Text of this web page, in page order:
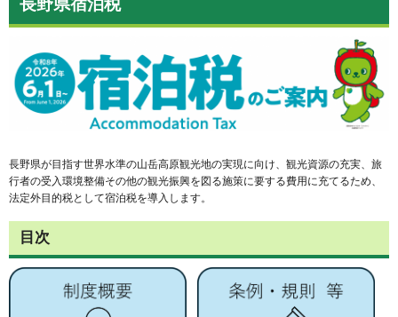
長野県宿泊税
長野県が目指す世界水準の山岳高原観光地の実現に向け、観光資源の充実、旅
行者の受入環境整備その他の観光振興を図る施策に要する費用に充てるため、
法定外目的税として宿泊税を導入します。
目次